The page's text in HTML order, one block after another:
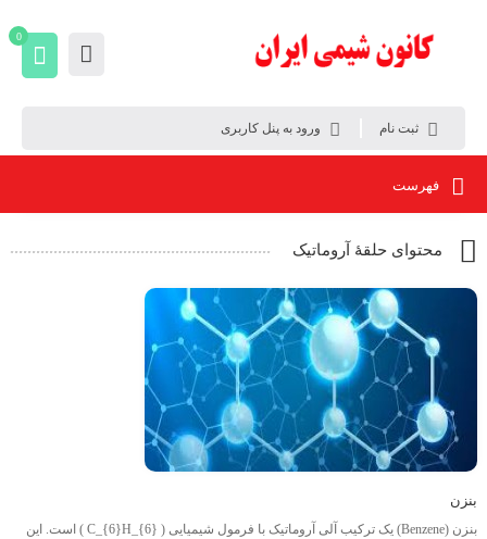
ثبت نام ورود به پنل کاربری
0
فهرست
محتوای حلقۀ آروماتیک
بنزن
بنزن (Benzene) یک ترکیب آلی آروماتیک با فرمول شیمیایی ​( C_{6}H_{6} )​ است. این